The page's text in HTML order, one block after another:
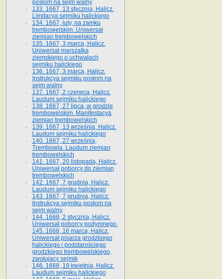
posłom na sejm walny
133. 1667, 13 stycznia, Halicz.
Limitacya sejmiku halickiego
134. 1667, luty, na zamku
trembowelskim. Uniwersał
ziemian trembowelskich
135. 1667, 3 marca, Halicz.
Uniwersał marszałka
ziemskiego o uchwałach
sejmiku halickiego
136. 1667, 3 marca, Halicz.
Instrukcya sejmiku posłom na
sejm walny
137. 1667, 2 czerwca, Halicz.
Laudum sejmiku halickiego
138. 1667, 27 lipca, w grodzie
trembowelskim. Manifestacya
ziemian trembowelskich
139. 1667, 13 września, Halicz.
Laudum sejmiku halickiego
140. 1667, 27 września,
Trembowla. Laudum ziemian
trembowelskich
141. 1667, 20 listopada, Halicz.
Uniwersał poborcy do ziemian
trembowelskich
142. 1667, 7 grudnia, Halicz.
Laudum sejmiku halickiego
143. 1667, 7 grudnia, Halicz.
Instrukcya sejmiku posłom na
sejm walny
144. 1668, 2 stycznia, Halicz.
Uniwersał poborcy podymnego.
145. 1668, 16 marca, Halicz.
Uniwersał pisarza grodzkiego
halickiego i podstarościego
grodzkiego trembowelskiego,
zwołujący sejmik
146. 1668, 19 kwietnia, Halicz.
Laudum sejmiku halickiego